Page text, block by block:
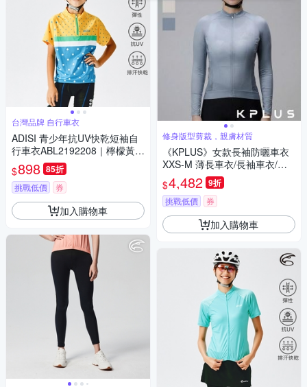
台灣品牌 自行車衣
ADISI 青少年抗UV快乾短袖自
行車衣ABL2192208｜檸檬黃/
蔚藍
$898 85折
挑戰低價 券
加入購物車
修身版型剪裁，親膚材質
《KPLUS》女款長袖防曬車衣
XXS-M 薄長車衣/長袖車衣/女
車衣/競賽合身版型/運動/單車/
車服
$4,482 9折
挑戰低價 券
加入購物車